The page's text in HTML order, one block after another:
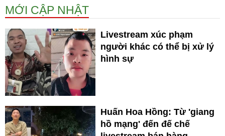
MỚI CẬP NHẬT
Livestream xúc phạm
người khác có thể bị xử lý
hình sự
Huấn Hoa Hồng: Từ 'giang
hồ mạng' đến đế chế